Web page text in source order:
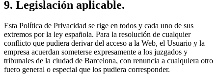
9. Legislación aplicable.
Esta Política de Privacidad se rige en todos y cada uno de sus
extremos por la ley española. Para la resolución de cualquier
conflicto que pudiera derivar del acceso a la Web, el Usuario y la
empresa acuerdan someterse expresamente a los juzgados y
tribunales de la ciudad de Barcelona, con renuncia a cualquiera otro
fuero general o especial que los pudiera corresponder.